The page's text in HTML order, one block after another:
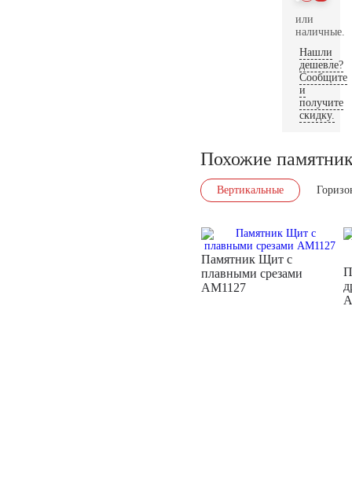
или
наличные.
Нашли
дешевле?
Сообщите
и
получите
скидку.
Похожие
Вертикальные
Памятник Щит с
плавными срезами
AM1127